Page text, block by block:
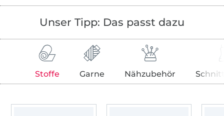
Unser Tipp: Das passt dazu
Stoffe Garne Nähzubehör